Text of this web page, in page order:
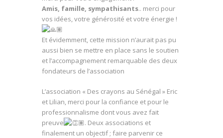
Amis, famille, sympathisants.. merci pour
vos idées, votre générosité et votre énergie !
Et évidemment, cette mission n’aurait pas pu
aussi bien se mettre en place sans le soutien
et l’accompagnement remarquable des deux
fondateurs de l’association
L’association « Des crayons au Sénégal » Eric
et Lilian, merci pour la confiance et pour le
professionnalisme dont vous avez fait
preuve
. Deux associations et
finalement un objectif ; faire parvenir ce